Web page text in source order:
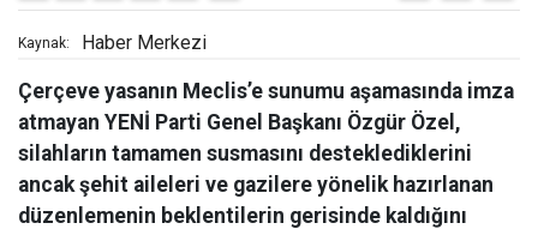
Kaynak: Haber Merkezi
Çerçeve yasanın Meclis’e sunumu aşamasında imza
atmayan YENİ Parti Genel Başkanı Özgür Özel,
silahların tamamen susmasını desteklediklerini
ancak şehit aileleri ve gazilere yönelik hazırlanan
düzenlemenin beklentilerin gerisinde kaldığını